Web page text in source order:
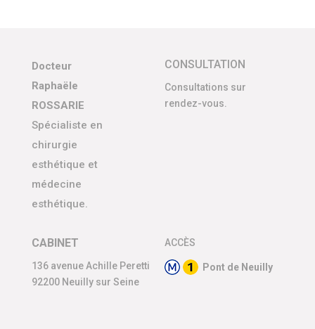
Docteur
Raphaële
ROSSARIE
Spécialiste en
chirurgie
esthétique et
médecine
esthétique.
CONSULTATION
Consultations sur
rendez-vous.
CABINET
136 avenue Achille Peretti
92200 Neuilly sur Seine
ACCÈS
Pont de Neuilly